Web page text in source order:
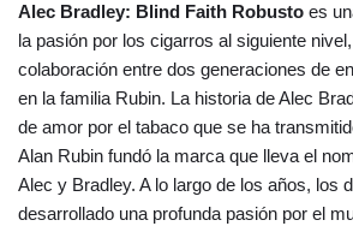
Alec Bradley: Blind Faith Robusto es
la pasión por los cigarros al siguiente
colaboración entre dos generaciones de
en la familia Rubin. La historia de Alec
de amor por el tabaco que se ha
Alan Rubin fundó la marca que lleva el
Alec y Bradley. A lo largo de los años, los
desarrollado una profunda pasión por el